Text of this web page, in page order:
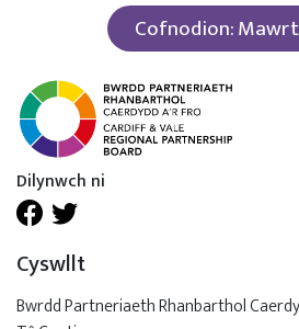
Cofnodion:
Dilynwch ni
Cyswllt
Bwrdd Partneriaeth Rhanbarthol